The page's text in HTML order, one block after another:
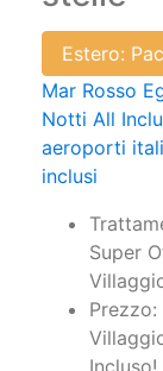
Estero:
Mar Rosso
Notti All
aeroporti
inclusi
Super
Prezzo:
Incluso!